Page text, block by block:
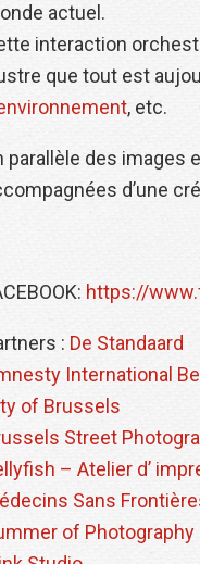
actuel.
interaction
que tout est
, etc.
parallèle des
d’une
https://
: De Standaard
International
of Brussels
Street
– Atelier d’
Sans
of Photography